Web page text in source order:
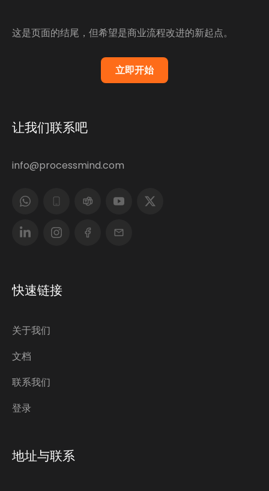
这是页面的结尾，但希望是商业流程改进的新起点。
立即开始
让我们联系吧
info@processmind.com
快速链接
关于我们
文档
联系我们
登录
地址与联系